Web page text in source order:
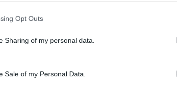
Opt Outs
Sharing of my personal data.
Sale of my Personal Data.